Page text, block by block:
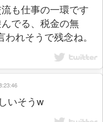
も仕事の一環です
でる、税金の無
れそうで残念ね。
いそうw